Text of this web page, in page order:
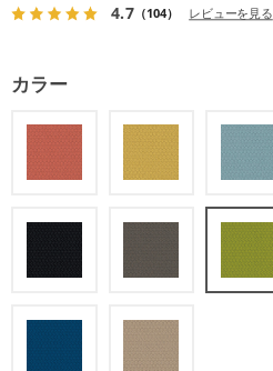
4.7（104） レビューを見る
カラー